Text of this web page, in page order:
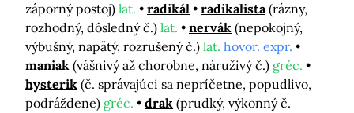
záporný postoj) lat. radikál radikalista (rázny,
rozhodný, dôsledný č.) lat. nervák (nepokojný,
výbušný, napätý, rozrušený č.) lat. hovor. expr.
maniak (vášnivý až chorobne, náruživý č.) gréc.
hysterik (č. správajúci sa nepríčetne, popudlivo,
podráždene) gréc. drak (prudký, výkonný č.